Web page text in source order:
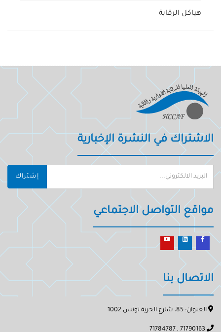
هياكل الرقابة
الاشتراك في النشرة الإخبارية
إشتراك
مواقع التواصل الاجتماعي
الاتصال بنا
العنوان: 85، شارع الحرية تونس 1002